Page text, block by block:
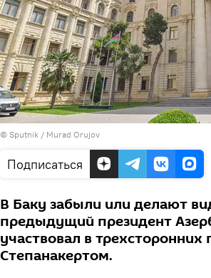
© Sputnik / Murad Orujov
Подписаться
В Баку забыли или делают
предыдущий президент
участвовал в
Степанакертом.